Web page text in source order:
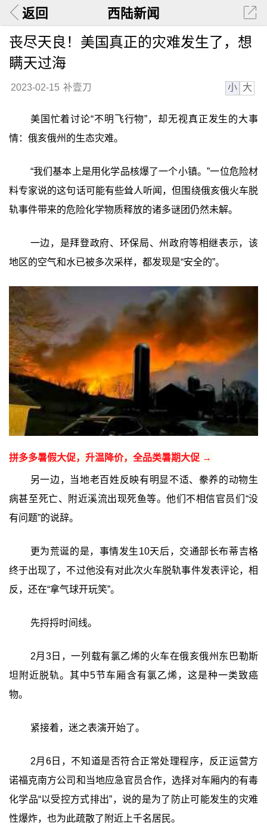
返回 西陆新闻
丧尽天良！美国真正的灾难发生了，想
瞒天过海
2023-02-15 补壹刀 小 大
美国忙着讨论“不明飞行物”，却无视真正发生的大事
情：俄亥俄州的生态灾难。
“我们基本上是用化学品核爆了一个小镇。”一位危险材
料专家说的这句话可能有些耸人听闻，但围绕俄亥俄火车脱
轨事件带来的危险化学物质释放的诸多谜团仍然未解。
一边，是拜登政府、环保局、州政府等相继表示，该
地区的空气和水已被多次采样，都发现是“安全的”。
拼多多暑假大促，升温降价，全品类暑期大促 →
另一边，当地老百姓反映有明显不适、豢养的动物生
病甚至死亡、附近溪流出现死鱼等。他们不相信官员们“没
有问题”的说辞。
更为荒诞的是，事情发生10天后，交通部长布蒂吉格
终于出现了，不过他没有对此次火车脱轨事件发表评论，相
反，还在“拿气球开玩笑”。
先捋捋时间线。
2月3日，一列载有氯乙烯的火车在俄亥俄州东巴勒斯
坦附近脱轨。其中5节车厢含有氯乙烯，这是种一类致癌
物。
紧接着，迷之表演开始了。
2月6日，不知道是否符合正常处理程序，反正运营方
诺福克南方公司和当地应急官员合作，选择对车厢内的有毒
化学品“以受控方式排出”，说的是为了防止可能发生的灾难
性爆炸，也为此疏散了附近上千名居民。